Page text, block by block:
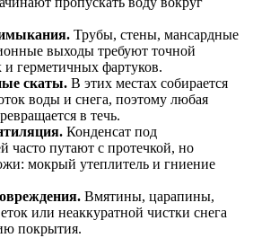
Трубы, стены, мансардные
выходы требуют точной
и герметичных фартуков.
скаты. В этих местах собирается
воды и снега, поэтому любая
в течь.
Конденсат под
часто путают с протечкой, но
мокрый утеплитель и гниение
Вмятины, царапины,
или неаккуратной чистки снега
покрытия.